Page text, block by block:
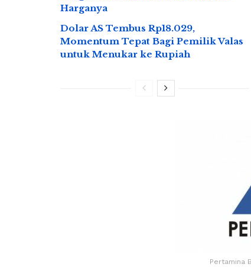
Harganya
Dolar AS Tembus Rp18.029,
Momentum Tepat Bagi Pemilik Valas
untuk Menukar ke Rupiah
Pertamina